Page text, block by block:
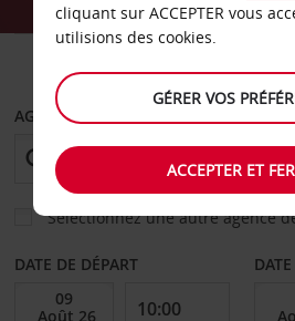
AGENCE DE DÉPART
Sélectionnez une autre agence
DATE DE DÉPART
cliquant sur ACCEPTER vous
utilisions des cookies.
GÉRER VOS
ACCEPTER ET